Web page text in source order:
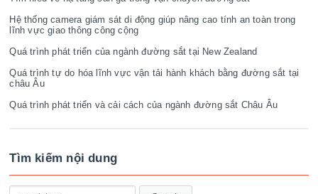
Hệ thống camera giám sát di động giúp nâng cao tính an toàn trong
lĩnh vực giao thông công cộng
Quá trình phát triển của ngành đường sắt tại New Zealand
Quá trình tự do hóa lĩnh vực vận tải hành khách bằng đường sắt tại
châu Âu
Quá trình phát triển và cải cách của ngành đường sắt Châu Âu
Tìm kiếm nội dung